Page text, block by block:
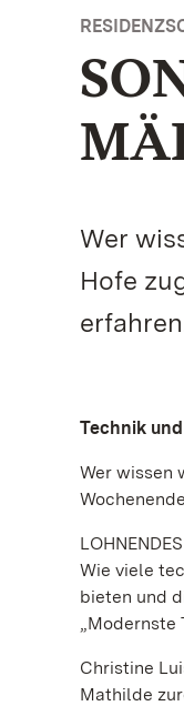
Wer
Hofe
Technik
Wer wissen
Wie viele
bieten und
„Modernste
Christine
Mathilde